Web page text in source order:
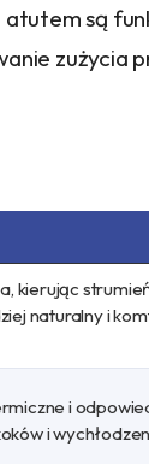
są
zużycia
kierując
naturalny i
i
i